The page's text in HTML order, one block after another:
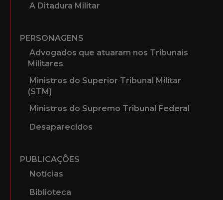
A Ditadura Militar
PERSONAGENS
Advogados que atuaram nos Tribunais
Militares
Ministros do Superior Tribunal Militar
(STM)
Ministros do Supremo Tribunal Federal
Desaparecidos
PUBLICAÇÕES
Notícias
Biblioteca